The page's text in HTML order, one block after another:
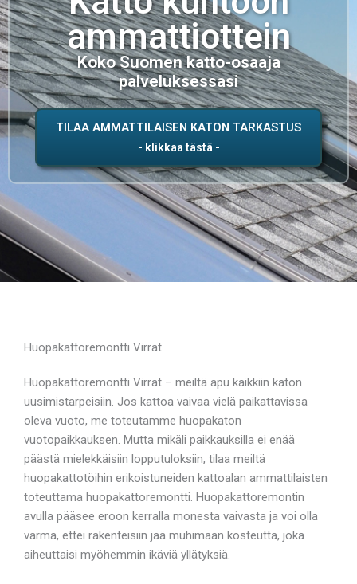
ammattiottein
Koko Suomen katto-osaaja
palveluksessasi
TILAA AMMATTILAISEN KATON TARKASTUS
Huopakattoremontti Virrat
Huopakattoremontti Virrat – meiltä apu kaikkiin katon
uusimistarpeisiin. Jos kattoa vaivaa vielä paikattavissa
oleva vuoto, me toteutamme huopakaton
vuotopaikkauksen. Mutta mikäli paikkauksilla ei enää
päästä mielekkäisiin lopputuloksiin, tilaa meiltä
huopakattotöihin erikoistuneiden kattoalan ammattilaisten
toteuttama huopakattoremontti. Huopakattoremontin
avulla pääsee eroon kerralla monesta vaivasta ja voi olla
varma, ettei rakenteisiin jää muhimaan kosteutta, joka
aiheuttaisi myöhemmin ikäviä yllätyksiä.